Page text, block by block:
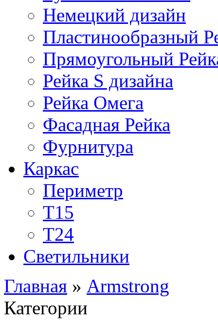
Немецкий дизайн
Пластинообразный
Прямоугольный
Рейка S дизайна
Рейка Омега
Фасадная Рейка
Фурнитура
Каркас
Периметр
Т15
Т24
Светильники
Главная » Armstrong
Категории